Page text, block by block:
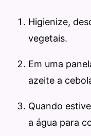
Higienize,
vegetais.
Em uma
azeite a
Quando
a água para